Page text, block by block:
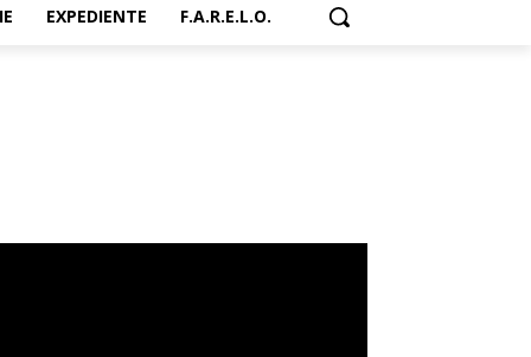
EXPEDIENTE F.A.R.E.L.O.